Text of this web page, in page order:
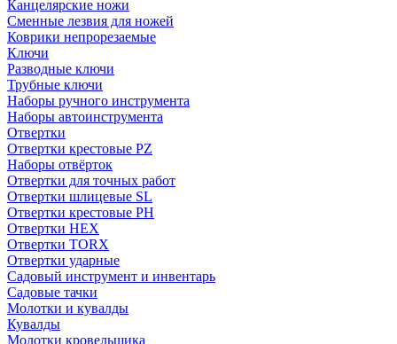
Канцелярские ножи
Сменные лезвия для ножей
Коврики непрорезаемые
Ключи
Разводные ключи
Трубные ключи
Наборы ручного инструмента
Наборы автоинструмента
Отвертки
Отвертки крестовые PZ
Наборы отвёрток
Отвертки для точных работ
Отвертки шлицевые SL
Отвертки крестовые PH
Отвертки HEX
Отвертки TORX
Отвертки ударные
Садовый инструмент и инвентарь
Садовые тачки
Молотки и кувалды
Кувалды
Молотки кровельщика